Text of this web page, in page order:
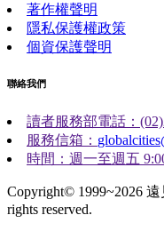
著作權聲明
隱私保護權政策
個資保護聲明
聯絡我們
讀者服務部電話：
服務信箱：
時間：週一至週五
Copyright© 1999~2026
rights reserved.